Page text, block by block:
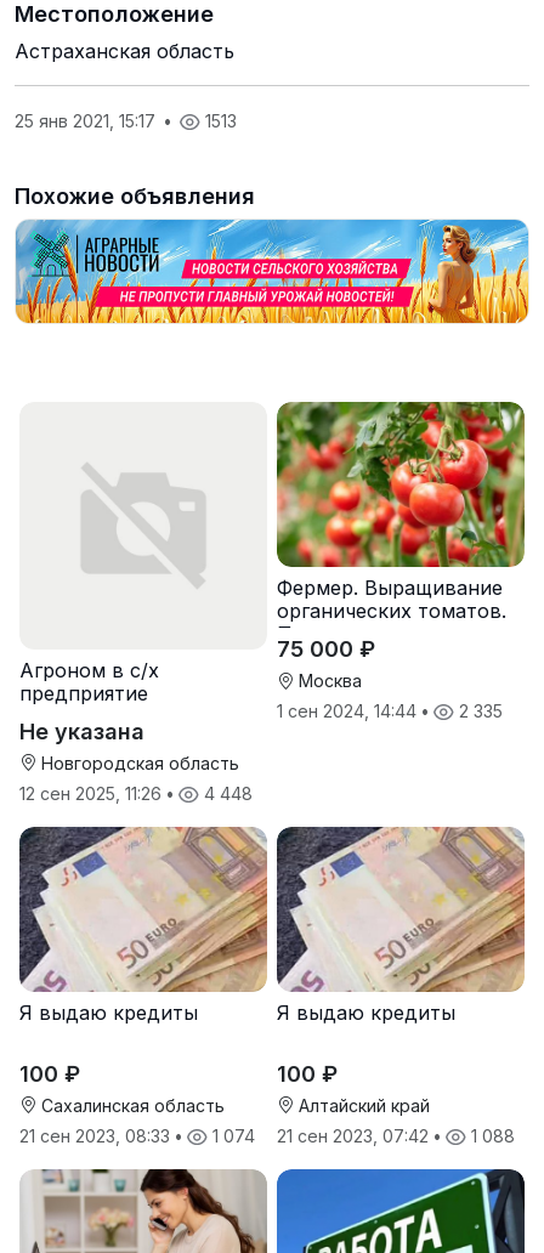
Местоположение
Астраханская область
25 янв 2021, 15:17 • 1513
Похожие объявления
Агроном в с/х
предприятие
Не указана
Новгородская область
12 сен 2025, 11:26 • 4 448
Фермер. Выращивание
органических томатов.
Предоставляем жилье.
75 000 ₽
Москва
1 сен 2024, 14:44 • 2 335
Я выдаю кредиты
100 ₽
Сахалинская область
21 сен 2023, 08:33 • 1 074
Я выдаю кредиты
100 ₽
Алтайский край
21 сен 2023, 07:42 • 1 088